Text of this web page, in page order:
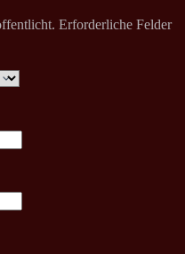
Erforderliche Felder